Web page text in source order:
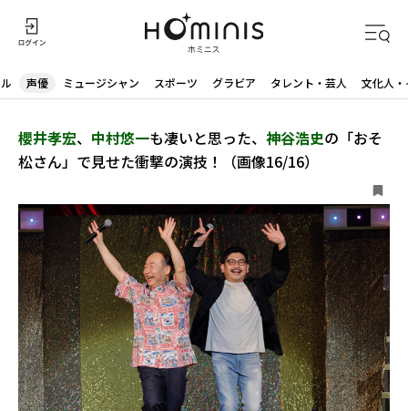
声優 ミュージシャン スポーツ グラビア タレント・芸人 文化人
櫻井孝宏、 中村悠一も凄いと思った、 神谷浩史の「おそ
松さん」で見せた衝撃の演技！（画像16/16）